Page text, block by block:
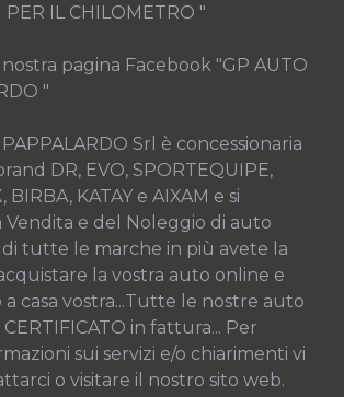
PER IL CHILOMETRO "
pagina Facebook "GP AUTO
"
Srl è concessionaria
DR, EVO, SPORTEQUIPE,
BIRBA, KATAY e AIXAM e si
Vendita e del Noleggio di auto
tutte le marche in più avete la
la vostra auto online e
casa vostra...Tutte le nostre auto
in fattura... Per
sui servizi e/o chiarimenti vi
o visitare il nostro sito web.